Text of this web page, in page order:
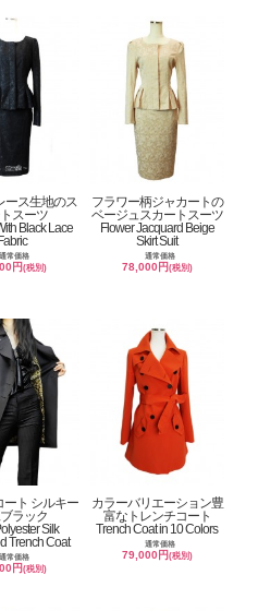
ース生地のス
スーツ
Black Lace
通常価格
円(税別)
フラワー柄ジャカートの
ベージュスカートスーツ
Flower Jacquard Beige
Skirt Suit
通常価格
78,000円 (税別)
ート シルキー
ラック
Silk
Trench Coat
通常価格
円(税別)
カラーバリエーション豊
富なトレンチコート
Trench Coat in 10 Colors
通常価格
79,000円 (税別)